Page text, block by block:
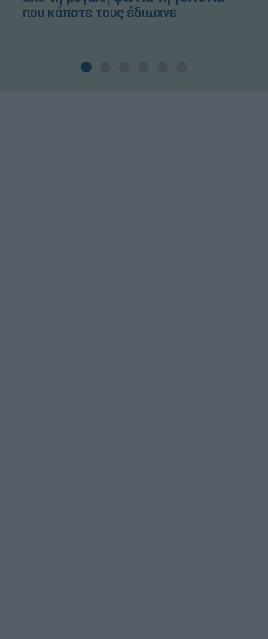
που κάποτε τους έδιωχνε